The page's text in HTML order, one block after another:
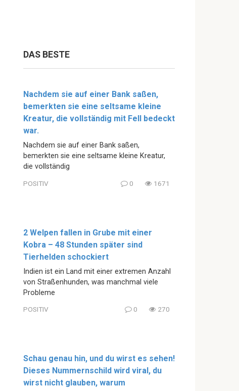
DAS BESTE
Nachdem sie auf einer Bank saßen,
bemerkten sie eine seltsame kleine
Kreatur, die vollständig mit Fell bedeckt
war.
Nachdem sie auf einer Bank saßen,
bemerkten sie eine seltsame kleine Kreatur,
die vollständig
POSITIV 0 1671
2 Welpen fallen in Grube mit einer
Kobra – 48 Stunden später sind
Tierhelden schockiert
Indien ist ein Land mit einer extremen Anzahl
von Straßenhunden, was manchmal viele
Probleme
POSITIV 0 270
Schau genau hin, und du wirst es sehen!
Dieses Nummernschild wird viral, du
wirst nicht glauben, warum